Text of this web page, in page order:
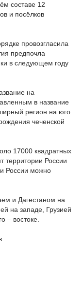
составе 12
и посёлков
провозгласила
предпочла
в следующем году
на
в название
регион на юго
чеченской
17000 квадратных
территории России
России можно
и Дагестаном на
на западе, Грузией
– востоке.